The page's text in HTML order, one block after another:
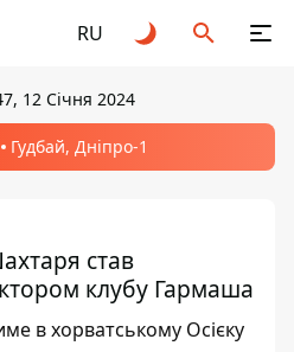
RU
12 Січня 2024
Гудбай, Дніпро-1
став
клубу Гармаша
в хорватському Осієку